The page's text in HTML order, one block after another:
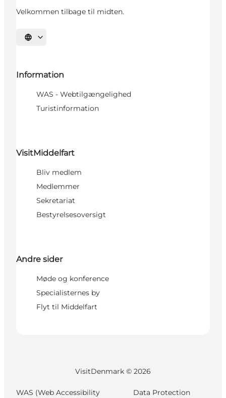
Velkommen tilbage til midten.
Vælg sprog
Information
WAS - Webtilgængelighed
Turistinformation
VisitMiddelfart
Bliv medlem
Medlemmer
Sekretariat
Bestyrelsesoversigt
Andre sider
Møde og konference
Specialisternes by
Flyt til Middelfart
VisitDenmark © 2026
WAS (Web Accessibility Data Protection